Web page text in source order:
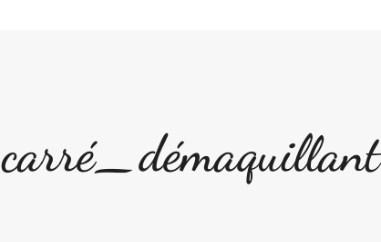
carré_démaquillant